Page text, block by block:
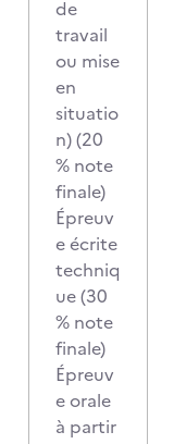
de
travail
ou mise
en
situatio
n) (20
% note
finale)
Épreuv
e écrite
techniq
ue (30
% note
finale)
Épreuv
e orale
à partir